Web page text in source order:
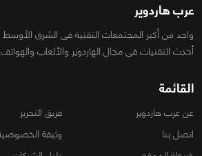
عرب هاردوير
واحد من أكبر المجتمعات التقنية فى الشرق
أحدث التقنيات فى مجال الهاردوير والألعاب والهواتف
القائمة
عن عرب هاردوير
فريق التحرير
اتصل بنا
وثيقة